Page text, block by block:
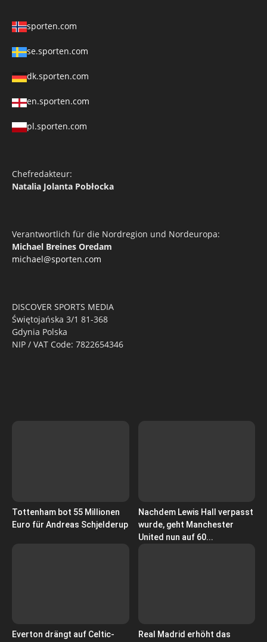
sporten.com
se.sporten.com
dk.sporten.com
en.sporten.com
pl.sporten.com
Chefredakteur:
Natalia Jolanta Pobłocka
Verantwortlich für die Nordregion und Nordeuropa:
Michael Breines Oredam
michael@sporten.com
DISCOVER SPORTS MEDIA
Świętojańska 3/1 81-368
Gdynia Polska
NIP / VAT Code: 7822654346
Tottenham bot 55 Millionen
Euro für Andreas Schjelderup
Nachdem Lewis Hall verpasst
wurde, geht Manchester
United nun auf 60...
Everton drängt auf Celtic-
Real Madrid erhöht das